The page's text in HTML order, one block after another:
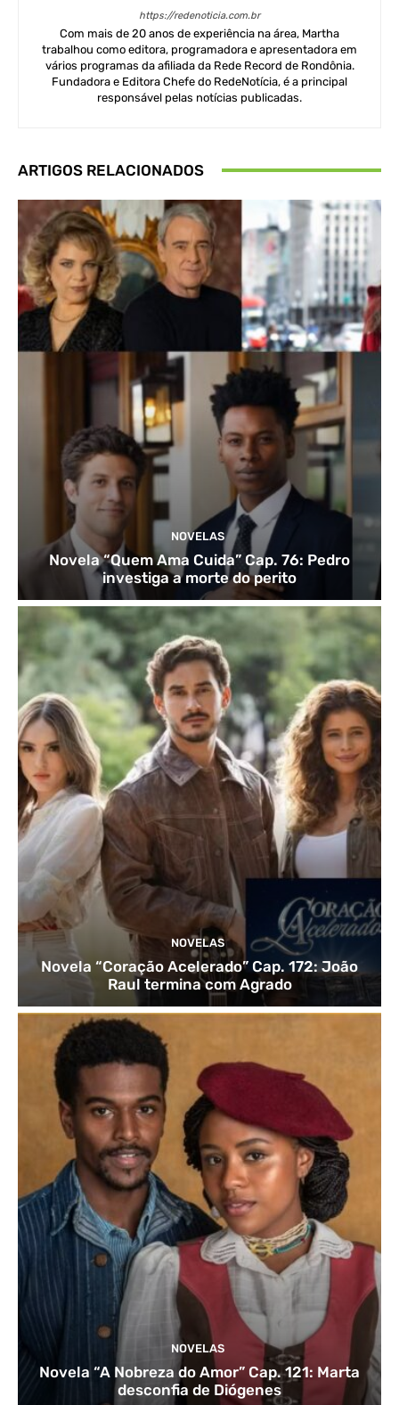
https://redenoticia.com.br
Com mais de 20 anos de experiência na área, Martha
trabalhou como editora, programadora e apresentadora em
vários programas da afiliada da Rede Record de Rondônia.
Fundadora e Editora Chefe do RedeNotícia, é a principal
responsável pelas notícias publicadas.
ARTIGOS RELACIONADOS
NOVELAS
Novela “Quem Ama Cuida” Cap. 76: Pedro
investiga a morte do perito
NOVELAS
Novela “Coração Acelerado” Cap. 172: João
Raul termina com Agrado
NOVELAS
Novela “A Nobreza do Amor” Cap. 121: Marta
desconfia de Diógenes